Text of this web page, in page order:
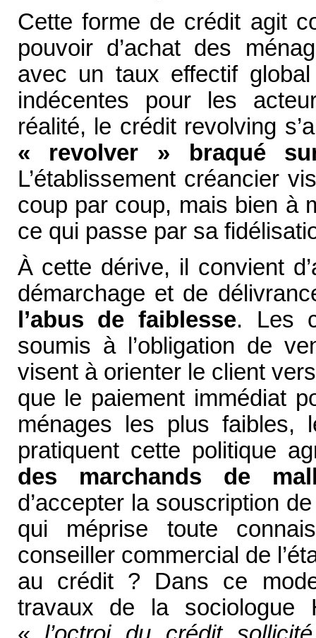
Cette forme de crédit agit
pouvoir d’achat des
avec un taux effectif
indécentes pour les
réalité, le crédit revolving
« revolver » braqué
L’établissement créancier
coup par coup, mais bien à
ce qui passe par sa
À cette dérive, il convient
démarchage et de
l’abus de faiblesse. Les
soumis à l’obligation de
visent à orienter le client
que le paiement immédiat
ménages les plus faibles,
pratiquent cette politique
des marchands de
d’accepter la souscription
qui méprise toute
conseiller commercial de
au crédit ? Dans ce
travaux de la sociologue